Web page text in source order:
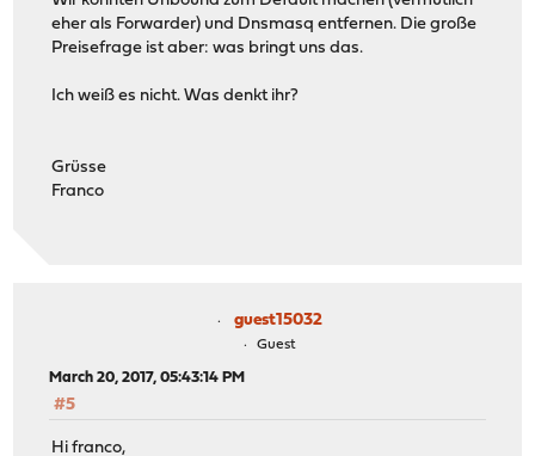
eher als Forwarder) und Dnsmasq entfernen. Die große
Preisefrage ist aber: was bringt uns das.
Ich weiß es nicht. Was denkt ihr?
Grüsse
Franco
guest15032
Guest
March 20, 2017, 05:43:14 PM
#5
Hi franco,